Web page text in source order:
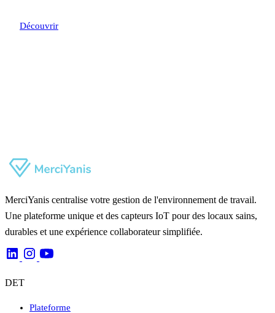
Découvrir
MerciYanis centralise votre gestion de l'environnement de travail.
Une plateforme unique et des capteurs IoT pour des locaux sains,
durables et une expérience collaborateur simplifiée.
DET
Plateforme